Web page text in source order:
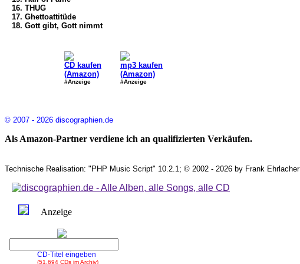
16. THUG
17. Ghettoattitüde
18. Gott gibt, Gott nimmt
CD kaufen
(Amazon)
#Anzeige
mp3 kaufen
(Amazon)
#Anzeige
© 2007 - 2026 discographien.de
Als Amazon-Partner verdiene ich an qualifizierten Verkäufen.
Technische Realisation: "PHP Music Script" 10.2.1; © 2002 - 2026 by Frank Ehrlacher
Anzeige
CD-Titel eingeben
(51.694 CDs im Archiv)